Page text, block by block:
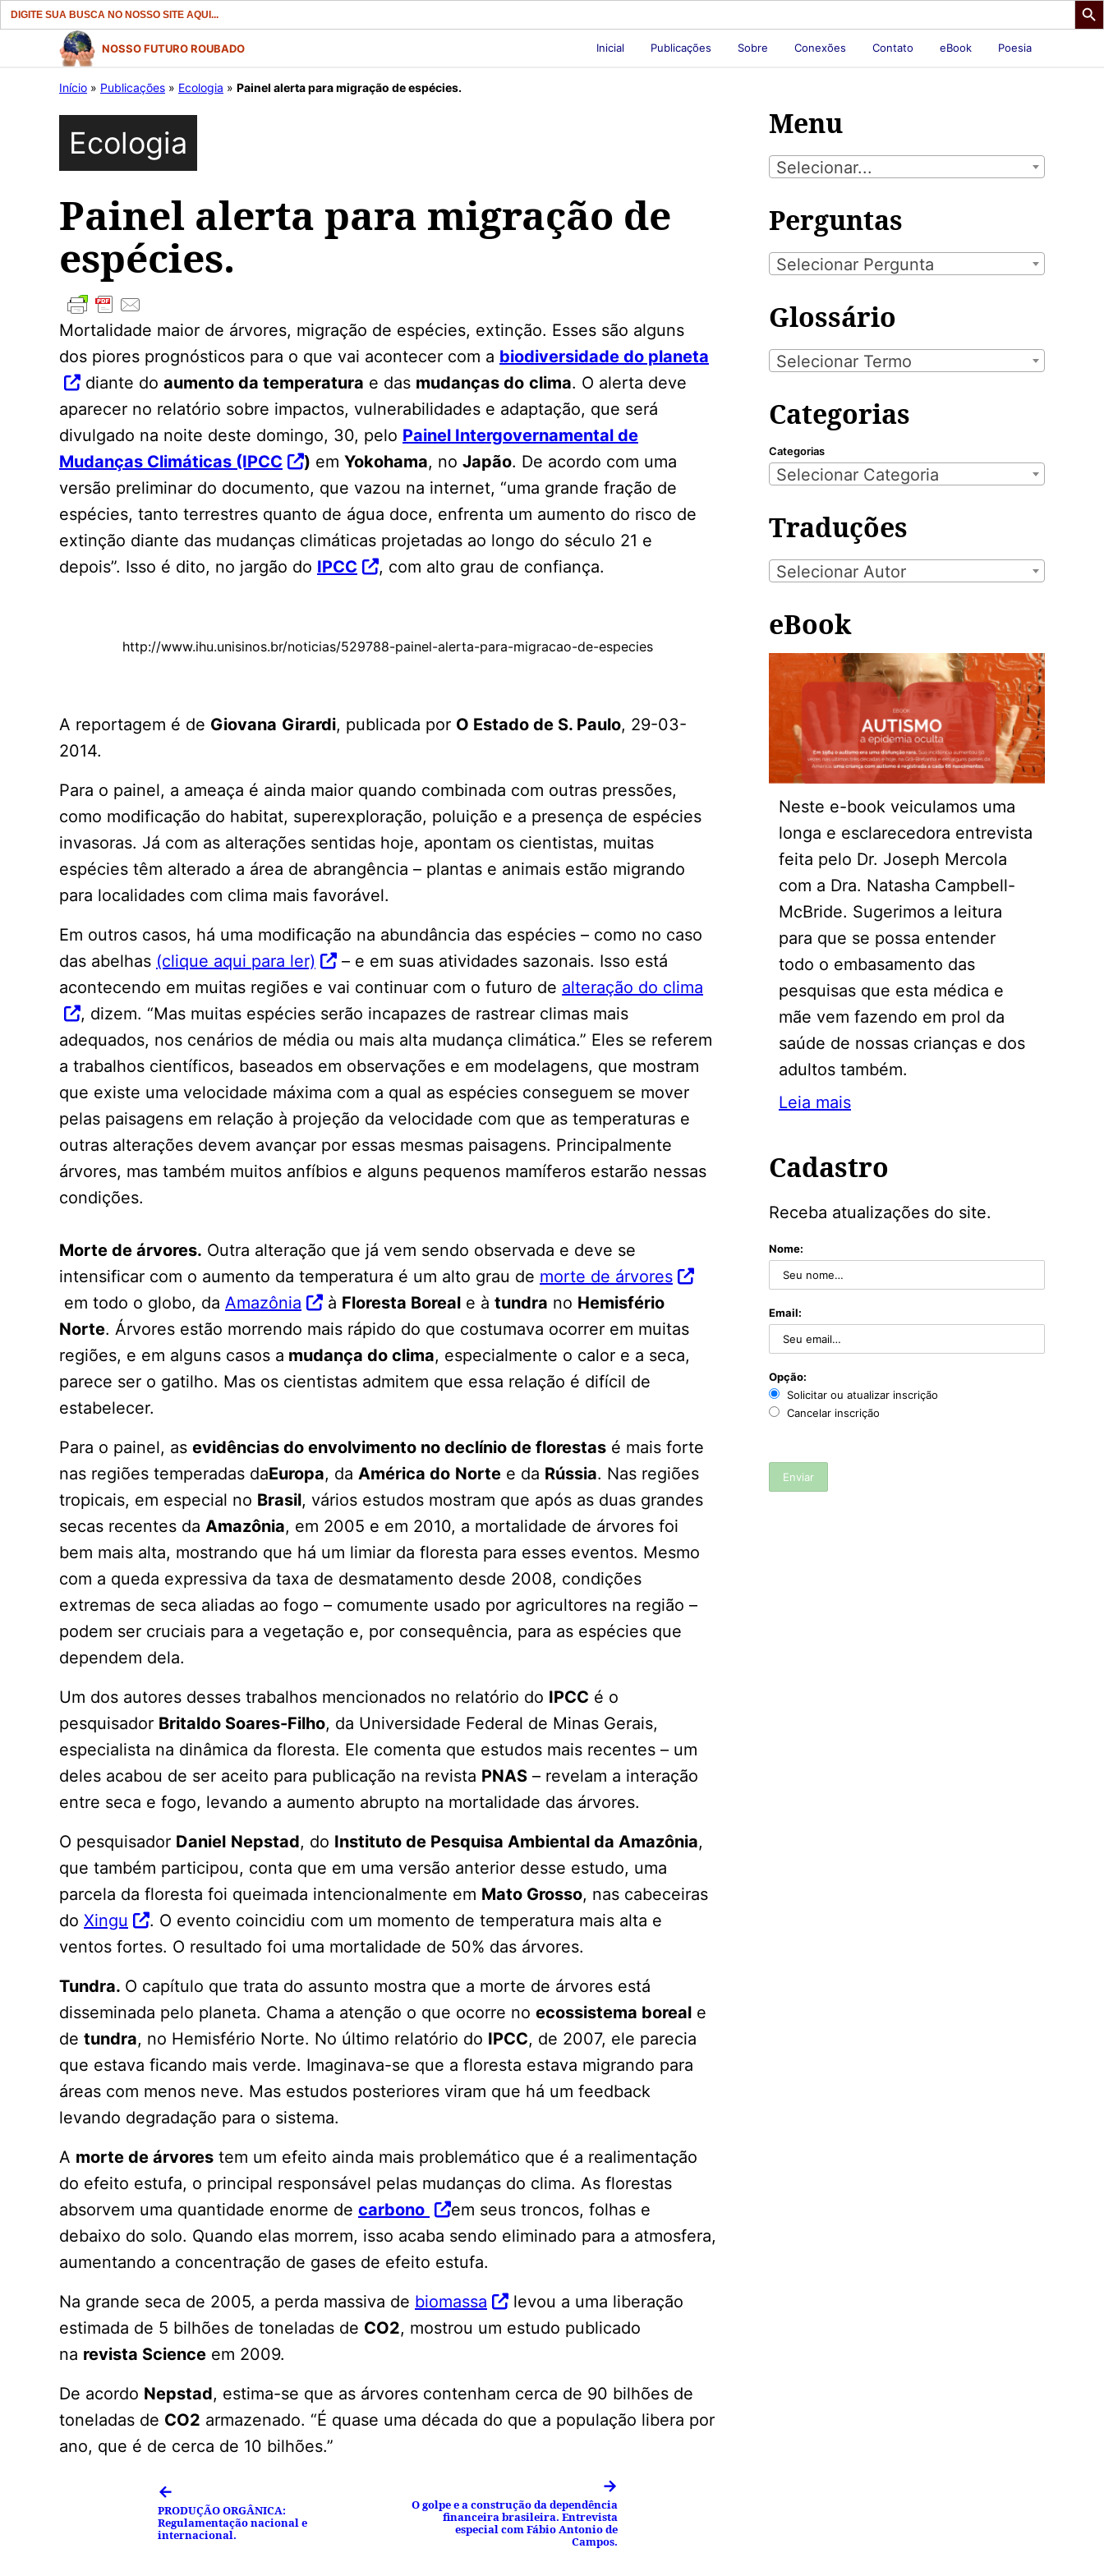
Search
for:
conteúdo
NOSSO FUTURO ROUBADO Inicial Publicações Sobre Conexões Contato eBook Poesia
Início » Publicações » Ecologia » Painel alerta para migração de espécies.
Ecologia
Painel alerta para migração de
espécies.
Mortalidade maior de árvores, migração de espécies, extinção. Esses são alguns
dos piores prognósticos para o que vai acontecer com a biodiversidade do planeta
diante do aumento da temperatura e das mudanças do clima. O alerta deve
aparecer no relatório sobre impactos, vulnerabilidades e adaptação, que será
divulgado na noite deste domingo, 30, pelo Painel Intergovernamental de
Mudanças Climáticas (IPCC
) em Yokohama, no Japão. De acordo com uma
versão preliminar do documento, que vazou na internet, “uma grande fração de
espécies, tanto terrestres quanto de água doce, enfrenta um aumento do risco de
extinção diante das mudanças climáticas projetadas ao longo do século 21 e
depois”. Isso é dito, no jargão do IPCC , com alto grau de confiança.
http://www.ihu.unisinos.br/noticias/529788-painel-alerta-para-migracao-de-especies
A reportagem é de Giovana Girardi, publicada por O Estado de S. Paulo, 29-03-
2014.
Para o painel, a ameaça é ainda maior quando combinada com outras pressões,
como modificação do habitat, superexploração, poluição e a presença de espécies
invasoras. Já com as alterações sentidas hoje, apontam os cientistas, muitas
espécies têm alterado a área de abrangência – plantas e animais estão migrando
para localidades com clima mais favorável.
Em outros casos, há uma modificação na abundância das espécies – como no caso
das abelhas (clique aqui para ler)
– e em suas atividades sazonais. Isso está
acontecendo em muitas regiões e vai continuar com o futuro de alteração do clima
, dizem. “Mas muitas espécies serão incapazes de rastrear climas mais
adequados, nos cenários de média ou mais alta mudança climática.” Eles se referem
a trabalhos científicos, baseados em observações e em modelagens, que mostram
que existe uma velocidade máxima com a qual as espécies conseguem se mover
pelas paisagens em relação à projeção da velocidade com que as temperaturas e
outras alterações devem avançar por essas mesmas paisagens. Principalmente
árvores, mas também muitos anfíbios e alguns pequenos mamíferos estarão nessas
condições.
Morte de árvores. Outra alteração que já vem sendo observada e deve se
intensificar com o aumento da temperatura é um alto grau de morte de árvores
em todo o globo, da Amazônia à Floresta Boreal e à tundra no Hemisfério
Norte. Árvores estão morrendo mais rápido do que costumava ocorrer em muitas
regiões, e em alguns casos a mudança do clima, especialmente o calor e a seca,
parece ser o gatilho. Mas os cientistas admitem que essa relação é difícil de
estabelecer.
Para o painel, as evidências do envolvimento no declínio de florestas é mais forte
nas regiões temperadas daEuropa, da América do Norte e da Rússia. Nas regiões
tropicais, em especial no Brasil, vários estudos mostram que após as duas grandes
secas recentes da Amazônia, em 2005 e em 2010, a mortalidade de árvores foi
bem mais alta, mostrando que há um limiar da floresta para esses eventos. Mesmo
com a queda expressiva da taxa de desmatamento desde 2008, condições
extremas de seca aliadas ao fogo – comumente usado por agricultores na região –
podem ser cruciais para a vegetação e, por consequência, para as espécies que
dependem dela.
Um dos autores desses trabalhos mencionados no relatório do IPCC é o
pesquisador Britaldo Soares-Filho, da Universidade Federal de Minas Gerais,
especialista na dinâmica da floresta. Ele comenta que estudos mais recentes – um
deles acabou de ser aceito para publicação na revista PNAS – revelam a interação
entre seca e fogo, levando a aumento abrupto na mortalidade das árvores.
O pesquisador Daniel Nepstad, do Instituto de Pesquisa Ambiental da Amazônia,
que também participou, conta que em uma versão anterior desse estudo, uma
parcela da floresta foi queimada intencionalmente em Mato Grosso, nas cabeceiras
do Xingu
. O evento coincidiu com um momento de temperatura mais alta e
ventos fortes. O resultado foi uma mortalidade de 50% das árvores.
Tundra. O capítulo que trata do assunto mostra que a morte de árvores está
disseminada pelo planeta. Chama a atenção o que ocorre no ecossistema boreal e
de tundra, no Hemisfério Norte. No último relatório do IPCC, de 2007, ele parecia
que estava ficando mais verde. Imaginava-se que a floresta estava migrando para
áreas com menos neve. Mas estudos posteriores viram que há um feedback
levando degradação para o sistema.
A morte de árvores tem um efeito ainda mais problemático que é a realimentação
do efeito estufa, o principal responsável pelas mudanças do clima. As florestas
absorvem uma quantidade enorme de carbono
em seus troncos, folhas e
debaixo do solo. Quando elas morrem, isso acaba sendo eliminado para a atmosfera,
aumentando a concentração de gases de efeito estufa.
Na grande seca de 2005, a perda massiva de biomassa
levou a uma liberação
estimada de 5 bilhões de toneladas de CO2, mostrou um estudo publicado
na revista Science em 2009.
De acordo Nepstad, estima-se que as árvores contenham cerca de 90 bilhões de
toneladas de CO2 armazenado. “É quase uma década do que a população libera por
ano, que é de cerca de 10 bilhões.”
←
PRODUÇÃO ORGÂNICA:
Regulamentação nacional e
internacional.
→
O golpe e a construção da dependência
financeira brasileira. Entrevista
especial com Fábio Antonio de
Campos.
Menu
Selecionar...
Perguntas
Selecionar Pergunta
Glossário
Selecionar Termo
Categorias
Categorias
Selecionar Categoria
Traduções
Selecionar Autor
eBook
Neste e-book veiculamos uma
longa e esclarecedora entrevista
feita pelo Dr. Joseph Mercola
com a Dra. Natasha Campbell-
McBride. Sugerimos a leitura
para que se possa entender
todo o embasamento das
pesquisas que esta médica e
mãe vem fazendo em prol da
saúde de nossas crianças e dos
adultos também.
Leia mais
Cadastro
Receba atualizações do site.
Nome:
Email:
Opção:
Solicitar ou atualizar inscrição
Cancelar inscrição